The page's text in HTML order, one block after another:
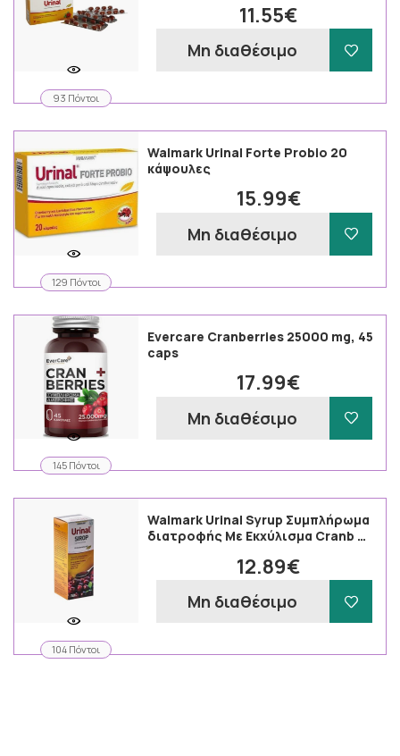
93 Πόντοι
11.55€
Μη διαθέσιμο
129 Πόντοι
Walmark Urinal Forte Probio 20
κάψουλες
15.99€
Μη διαθέσιμο
145 Πόντοι
Evercare Cranberries 25000 mg, 45
caps
17.99€
Μη διαθέσιμο
104 Πόντοι
Walmark Urinal Syrup Συμπλήρωμα
διατροφής Με Εκχύλισμα Cranb …
12.89€
Μη διαθέσιμο